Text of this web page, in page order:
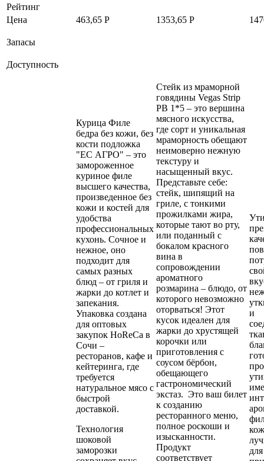
Рейтинг
Цена
463,65 Р 1353,65 Р
Запасы
Доступность
Курица Филе
бедра без кожи, без
кости подложка
"ЕС АГРО" – это
замороженное
куриное филе
высшего качества,
произведенное без
кожи и костей для
удобства
профессиональных
кухонь. Сочное и
нежное, оно
подходит для
самых разных
блюд – от гриля и
жарки до котлет и
запекания.
Упаковка создана
для оптовых
закупок HoReCa в
Сочи –
ресторанов, кафе и
кейтеринга, где
требуется
натуральное мясо с
быстрой
доставкой.
Технология
шоковой
заморозки
Стейк из мраморной
говядины Vegas Strip
PB 1*5 – это вершина
мясного искусства,
где сорт и уникальная
мраморность обещают
неимоверно нежную
текстуру и
насыщенный вкус.
Представьте себе:
стейк, шипящий на
гриле, с тонкими
прожилками жира,
которые тают во рту,
или поданный с
бокалом красного
вина в
сопровождении
ароматного
розмарина – блюдо, от
которого невозможно
оторваться! Этот
кусок идеален для
жарки до хрустящей
корочки или
приготовления с
соусом бёрбон,
обещающего
гастрономический
экстаз. Это ваш билет
к созданию
ресторанного меню,
полное роскоши и
изысканности.
Продукт
соответствует
и